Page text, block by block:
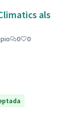
als
0
0